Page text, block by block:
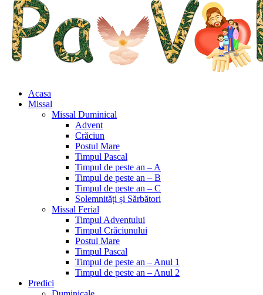
Acasa
Missal
Missal Duminical
Advent
Crăciun
Postul Mare
Timpul Pascal
Timpul de peste an – A
Timpul de peste an – B
Timpul de peste an – C
Solemnități și Sărbători
Missal Ferial
Timpul Adventului
Timpul Crăciunului
Postul Mare
Timpul Pascal
Timpul de peste an – Anul 1
Timpul de peste an – Anul 2
Predici